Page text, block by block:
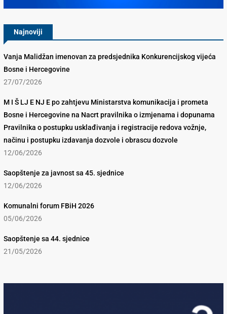
Najnoviji
Vanja Malidžan imenovan za predsjednika Konkurencijskog vijeća
Bosne i Hercegovine
27/07/2026
M I Š LJ E NJ E po zahtjevu Ministarstva komunikacija i prometa
Bosne i Hercegovine na Nacrt pravilnika o izmjenama i dopunama
Pravilnika o postupku usklađivanja i registracije redova vožnje,
načinu i postupku izdavanja dozvole i obrascu dozvole
12/06/2026
Saopštenje za javnost sa 45. sjednice
12/06/2026
Komunalni forum FBiH 2026
05/06/2026
Saopštenje sa 44. sjednice
21/05/2026